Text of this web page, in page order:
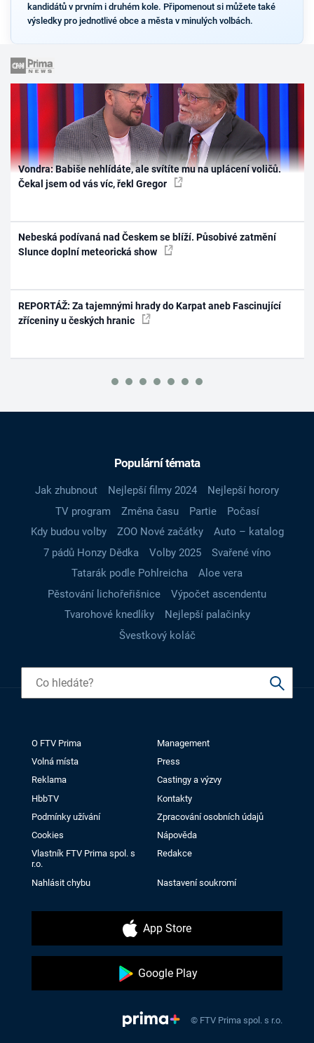
kandidátů v prvním i druhém kole. Připomenout si můžete také
výsledky pro jednotlivé obce a města v minulých volbách.
Vondra: Babiše nehlídáte, ale svítíte mu na uplácení voličů.
Čekal jsem od vás víc, řekl Gregor
Nebeská podívaná nad Českem se blíží. Působivé zatmění
Slunce doplní meteorická show
REPORTÁŽ: Za tajemnými hrady do Karpat aneb Fascinující
zříceniny u českých hranic
Populární témata
Jak zhubnout Nejlepší filmy 2024
Nejlepší horory
TV program
Změna času Partie
Počasí
Kdy budou volby
ZOO Nové začátky
Auto – katalog
7 pádů Honzy Dědka
Volby 2025
Svařené víno
Tatarák podle Pohlreicha
Aloe vera
Pěstování lichořeřišnice
Výpočet ascendentu
Tvarohové knedlíky
Nejlepší palačinky
Švestkový koláč
O FTV Prima
Management
Volná místa
Press
Reklama
Castingy a výzvy
HbbTV
Kontakty
Podmínky užívání
Zpracování osobních údajů
Cookies
Nápověda
Vlastník FTV Prima spol. s
r.o.
Redakce
Nahlásit chybu Nastavení soukromí
App Store
Google Play
© FTV Prima spol. s r.o.